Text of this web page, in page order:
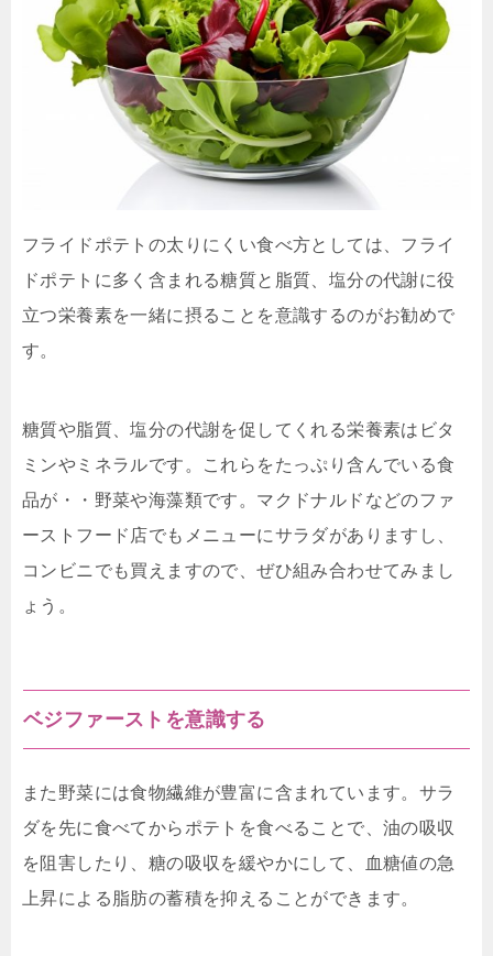
フライドポテトの太りにくい食べ方としては、フライ
ドポテトに多く含まれる糖質と脂質、塩分の代謝に役
立つ栄養素を一緒に摂ることを意識するのがお勧めで
す。
糖質や脂質、塩分の代謝を促してくれる栄養素はビタ
ミンやミネラルです。これらをたっぷり含んでいる食
品が・・野菜や海藻類です。マクドナルドなどのファ
ーストフード店でもメニューにサラダがありますし、
コンビニでも買えますので、ぜひ組み合わせてみまし
ょう。
ベジファーストを意識する
また野菜には食物繊維が豊富に含まれています。サラ
ダを先に食べてからポテトを食べることで、油の吸収
を阻害したり、糖の吸収を緩やかにして、血糖値の急
上昇による脂肪の蓄積を抑えることができます。